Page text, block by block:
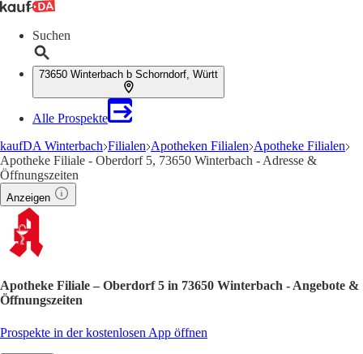
Suchen
73650 Winterbach b Schorndorf, Württ
Alle Prospekte
kaufDA Winterbach Filialen Apotheken Filialen Apotheke Filialen
Apotheke Filiale - Oberdorf 5, 73650 Winterbach - Adresse &
Öffnungszeiten
Anzeigen
Apotheke Filiale – Oberdorf 5 in 73650 Winterbach - Angebote &
Öffnungszeiten
Prospekte in der kostenlosen App öffnen